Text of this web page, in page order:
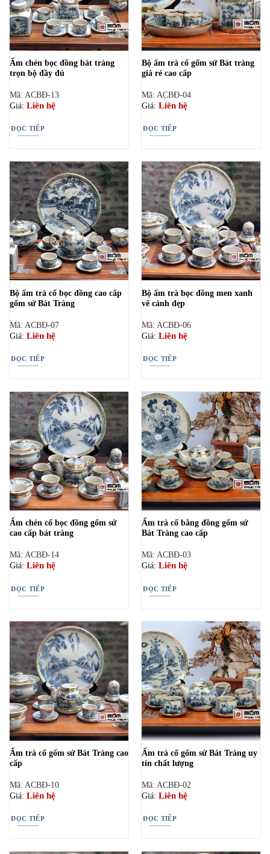
Ấm chén bọc đồng bát tràng
trọn bộ đầy đủ
Mã: ACBĐ-13
Giá: Liên hệ
ĐỌC TIẾP
Bộ ấm trà cổ gốm sứ Bát tràng
giá rẻ cao cấp
Mã: ACBĐ-04
Giá: Liên hệ
ĐỌC TIẾP
Bộ ấm trà cổ bọc đồng cao cấp
gốm sứ Bát Tràng
Mã: ACBĐ-07
Giá: Liên hệ
ĐỌC TIẾP
Bộ ấm trà bọc đồng men xanh
vẽ cảnh đẹp
Mã: ACBĐ-06
Giá: Liên hệ
ĐỌC TIẾP
Ấm chén cổ bọc đồng gốm sứ
cao cấp bát tràng
Mã: ACBĐ-14
Giá: Liên hệ
ĐỌC TIẾP
Ấm trà cổ bằng đồng gốm sứ
Bát Tràng cao cấp
Mã: ACBĐ-03
Giá: Liên hệ
ĐỌC TIẾP
Ấm trà cổ gốm sứ Bát Tràng cao
cấp
Mã: ACBĐ-10
Giá: Liên hệ
ĐỌC TIẾP
Ấm trà cổ gốm sứ Bát Tràng uy
tín chất lượng
Mã: ACBĐ-02
Giá: Liên hệ
ĐỌC TIẾP